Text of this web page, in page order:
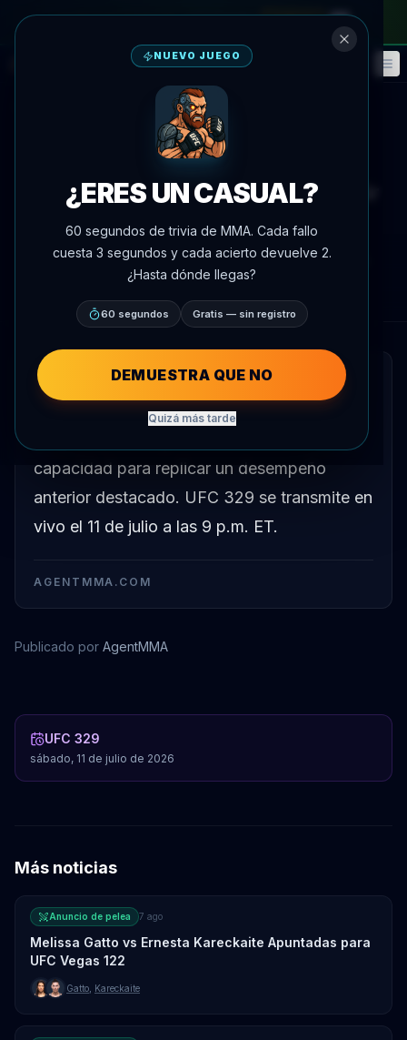
🎮 Fantasía Eventos
Anuncio de pelea
Cory Sandhagen apunta a repetir
su desempeño en UFC 329
Por Oscar Nascimento 7 de julio de 2026, 18:08
AgentMMA.com
RESUMEN RÁPIDO
Cory Sandhagen está listo para competir en
capacidad para replicar un desempeño
anterior destacado. UFC 329 se transmite en
vivo el 11 de julio a las 9 p.m. ET.
AGENTMMA.COM
Publicado por AgentMMA
UFC 329
sábado, 11 de julio de 2026
Más noticias
Anuncio de pelea 7 ago
Melissa Gatto vs Ernesta Kareckaite Apuntadas para
UFC Vegas 122
Gatto Kareckaite
NUEVO JUEGO
¿ERES UN CASUAL?
60 segundos de trivia de MMA. Cada fallo
cuesta 3 segundos y cada acierto devuelve 2.
¿Hasta dónde llegas?
60 segundos Gratis — sin registro
DEMUESTRA QUE NO
Quizá más tarde